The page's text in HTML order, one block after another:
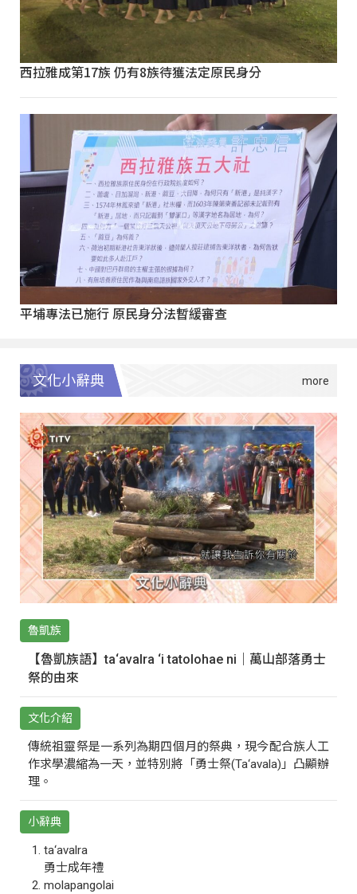
西拉雅成第17族 仍有8族待獲法定原民身分
平埔專法已施行 原民身分法暫緩審查
文化小辭典
魯凱族
【魯凱族語】ta‘avalra ‘i tatolohae ni｜萬山部落勇士
祭的由來
文化介紹
傳統祖靈祭是一系列為期四個月的祭典，現今配合族人工
作求學濃縮為一天，並特別將「勇士祭(Ta‘avala)」凸顯辦
理。
小辭典
ta‘avalra
勇士成年禮
molapangolai